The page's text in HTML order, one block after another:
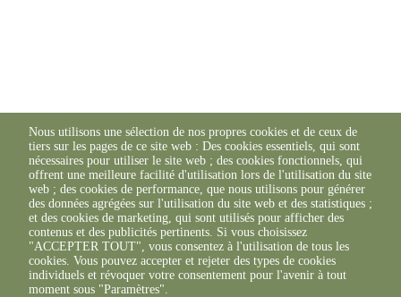
Nous utilisons une sélection de nos propres cookies et de ceux de
tiers sur les pages de ce site web : Des cookies essentiels, qui sont
nécessaires pour utiliser le site web ; des cookies fonctionnels, qui
offrent une meilleure facilité d'utilisation lors de l'utilisation du site
web ; des cookies de performance, que nous utilisons pour générer
des données agrégées sur l'utilisation du site web et des statistiques ;
et des cookies de marketing, qui sont utilisés pour afficher des
contenus et des publicités pertinents. Si vous choisissez
"ACCEPTER TOUT", vous consentez à l'utilisation de tous les
cookies. Vous pouvez accepter et rejeter des types de cookies
individuels et révoquer votre consentement pour l'avenir à tout
moment sous "Paramètres".